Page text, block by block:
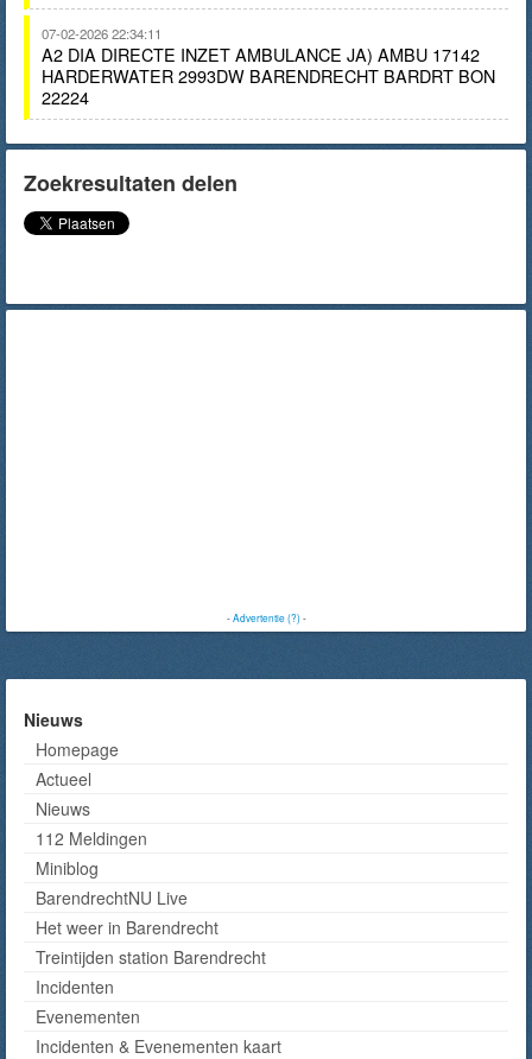
07-02-2026 22:34:11
A2 DIA DIRECTE INZET AMBULANCE JA) AMBU 17142
HARDERWATER 2993DW BARENDRECHT BARDRT BON
22224
Zoekresultaten delen
-Advertentie (?)-
Nieuws
Homepage
Actueel
Nieuws
112 Meldingen
Miniblog
BarendrechtNU Live
Het weer in Barendrecht
Treintijden station Barendrecht
Incidenten
Evenementen
Incidenten & Evenementen kaart